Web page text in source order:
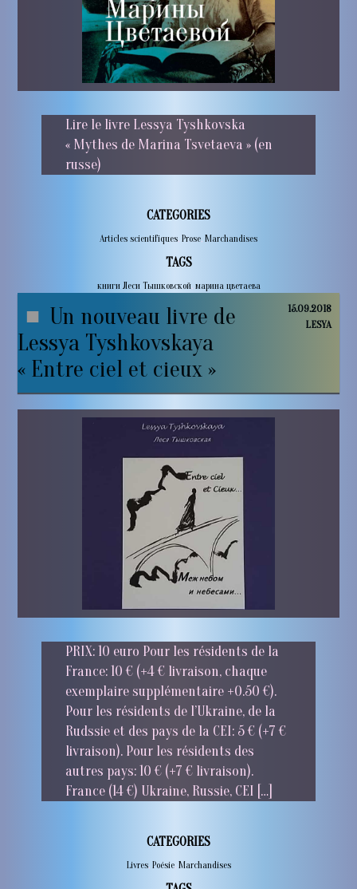
Lire le livre Lessya Tyshkovska
« Mythes de Marina Tsvetaeva » (en
russe)
CATEGORIES
Articles scientifiques Prose Marchandises
TAGS
книги Леси Тышковской, марина цветаева
Un nouveau livre de
Lessya Tyshkovskaya
« Entre ciel et cieux »
15.09.2018
LESYA
PRIX: 10 euro Pour les résidents de la
France: 10 € (+4 € livraison, chaque
exemplaire supplémentaire +0.50 €).
Pour les résidents de l’Ukraine, de la
Rudssie et des pays de la CEI: 5 € (+7 €
livraison). Pour les résidents des
autres pays: 10 € (+7 € livraison).
France (14 €) Ukraine, Russie, CEI […]
CATEGORIES
Livres, Poésie, Marchandises